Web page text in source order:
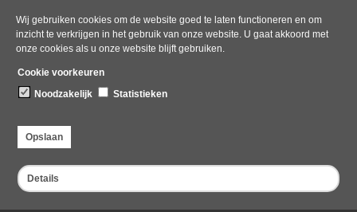
Wij gebruiken cookies om de website goed te laten functioneren en om
inzicht te verkrijgen in het gebruik van onze website. U gaat akkoord met
onze cookies als u onze website blijft gebruiken.
Cookie voorkeuren
Noodzakelijk
Statistieken
Opslaan
Details
Bezoekadres
Postadres